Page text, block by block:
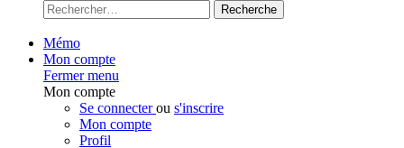
Recherche
Mémo
Mon compte
Fermer menu
Mon compte
Se connecterou s'inscrire
Mon compte
Profil